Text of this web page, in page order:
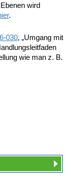
wird
.
030, „Umgang mit
wie man z. B.